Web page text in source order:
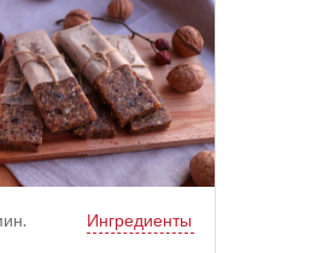
Ингредиенты